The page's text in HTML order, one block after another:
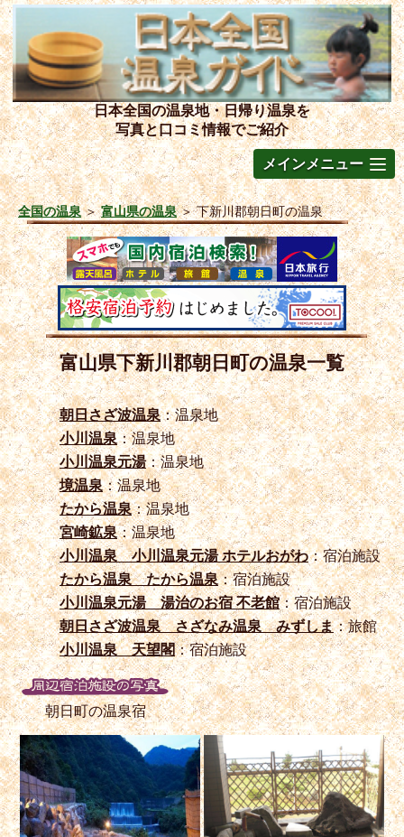
日本全国の温泉地・日帰り温泉を
写真と口コミ情報でご紹介
メインメニュー
全国の温泉＞富山県の温泉＞下新川郡朝日町の温泉
富山県下新川郡朝日町の温泉一覧
朝日さざ波温泉：温泉地
小川温泉：温泉地
小川温泉元湯：温泉地
境温泉：温泉地
たから温泉：温泉地
宮崎鉱泉：温泉地
小川温泉 小川温泉元湯 ホテルおがわ：宿泊施設
たから温泉 たから温泉：宿泊施設
小川温泉元湯 湯治のお宿 不老館：宿泊施設
朝日さざ波温泉 さざなみ温泉 みずしま：旅館
小川温泉 天望閣：宿泊施設
朝日町の温泉宿